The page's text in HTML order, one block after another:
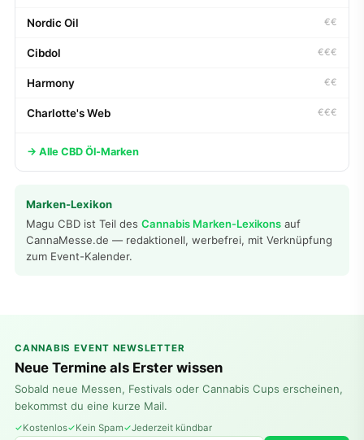
Nordic Oil €€
Cibdol €€€
Harmony €€
Charlotte's Web €€€
→ Alle CBD Öl-Marken
Marken-Lexikon
Magu CBD ist Teil des Cannabis Marken-Lexikons auf
CannaMesse.de — redaktionell, werbefrei, mit Verknüpfung
zum Event-Kalender.
CANNABIS EVENT NEWSLETTER
Neue Termine als Erster wissen
Sobald neue Messen, Festivals oder Cannabis Cups erscheinen,
bekommst du eine kurze Mail.
Kostenlos Kein Spam Jederzeit kündbar